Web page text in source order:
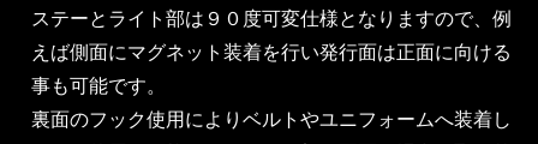
ステーとライト部は９０度可変仕様となりますので、例
えば側面にマグネット装着を行い発行面は正面に向ける
事も可能です。
裏面のフック使用によりベルトやユニフォームへ装着し